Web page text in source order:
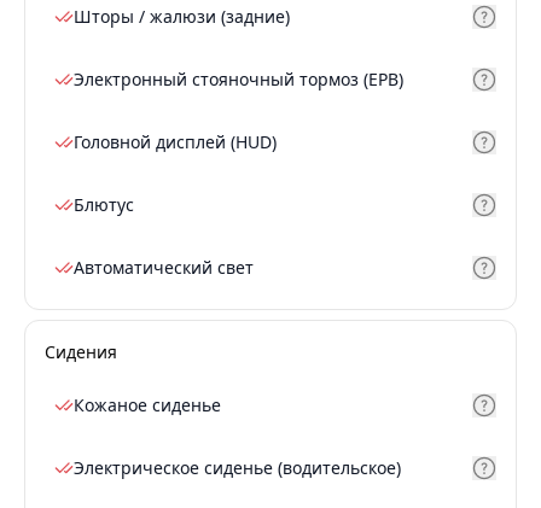
Шторы / жалюзи (задние)
Электронный стояночный тормоз (EPB)
Головной дисплей (HUD)
Блютус
Автоматический свет
Сидения
Кожаное сиденье
Электрическое сиденье (водительское)